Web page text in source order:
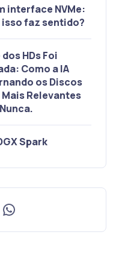
interface NVMe:
isso faz sentido?
HDs Foi
Como a IA
os Discos
Relevantes
Spark
WhatsApp